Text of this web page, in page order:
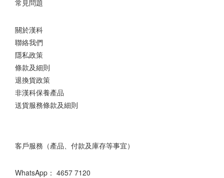
常見問題
關於漢科
聯絡我們
隱私政策
條款及細則
退換貨政策
非漢科保養產品
送貨服務條款及細則
客戶服務（產品、付款及庫存等事宜）
WhatsApp： 4657 7120